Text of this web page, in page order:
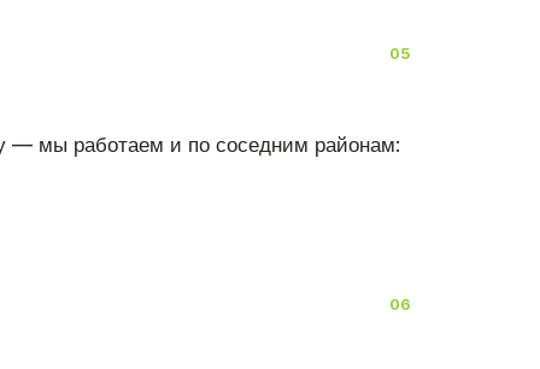
— мы работаем и по соседним районам: